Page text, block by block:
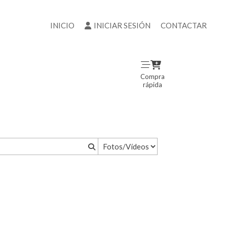
INICIO INICIAR SESIÓN CONTACTAR
Compra
rápida